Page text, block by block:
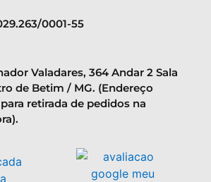
0001-55
Valadares, 364 Andar 2 Sala
de Betim / MG. (Endereço
retirada de pedidos na